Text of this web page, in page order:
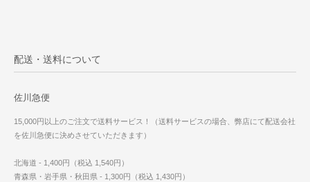
配送・送料について
佐川急便
15,000円以上のご注文で送料サービス！（送料サービスの場合、弊店にて配送会社
を佐川急便に決めさせていただきます）
北海道 - 1,400円（税込 1,540円）
青森県・岩手県・秋田県 - 1,300円（税込 1,430円）